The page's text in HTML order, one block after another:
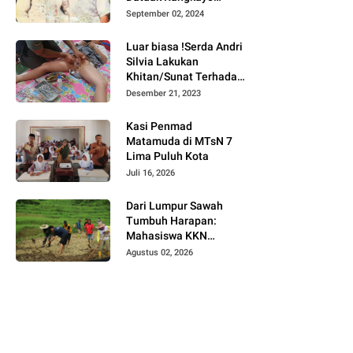
Batuah Cawako
September 02, 2024
Luar biasa !Serda Andri
Silvia Lakukan
Khitan/Sunat Terhadap
Anak Warga Binaannya
Desember 21, 2023
Kasi Penmad
Matamuda di MTsN 7
Lima Puluh Kota
Juli 16, 2026
Dari Lumpur Sawah
Tumbuh Harapan:
Mahasiswa KKN
Universitas Andalas
Agustus 02, 2026